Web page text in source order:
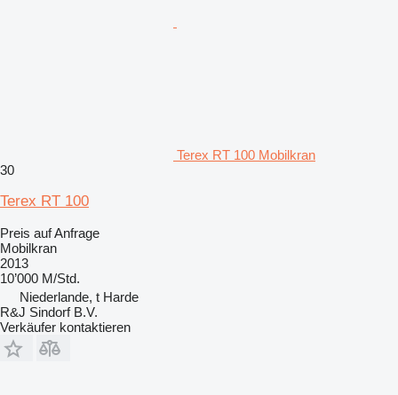
Terex RT 100 Mobilkran
30
Terex RT 100
Preis auf Anfrage
Mobilkran
2013
10’000 M/Std.
Niederlande, t Harde
R&J Sindorf B.V.
Verkäufer kontaktieren